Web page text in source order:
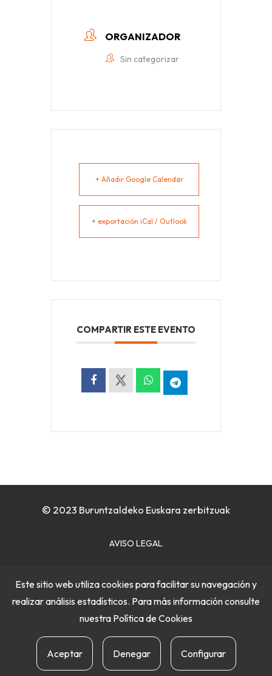
ORGANIZADOR
Sin categorizar
+ Añadir Google Calendar
+ exportación iCal / Outlook
COMPARTIR ESTE EVENTO
© 2023 Buruntzaldeko Euskara zerbitzuak
AVISO LEGAL
POLÍTICA DE PRIVACIDAD
Este sitio web utiliza cookies para facilitar su navegación y
realizar análisis estadísticos. Para más información consulte
nuestra Política de Cookies
Aceptar Denegar Configurar